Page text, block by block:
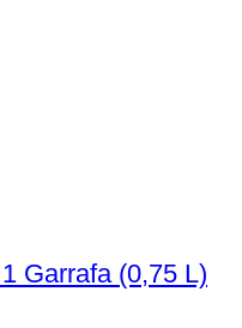
Garrafa (0,75 L)